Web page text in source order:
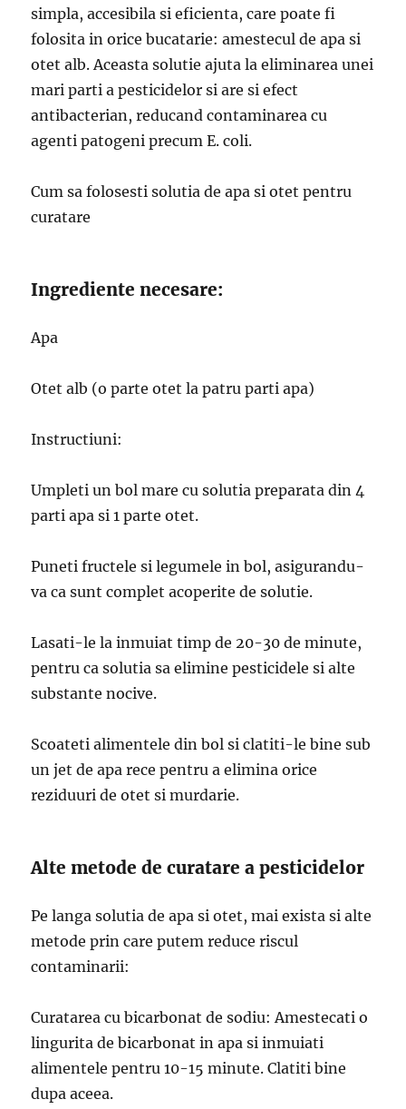
simpla, accesibila si eficienta, care poate fi
folosita in orice bucatarie: amestecul de apa si
otet alb. Aceasta solutie ajuta la eliminarea unei
mari parti a pesticidelor si are si efect
antibacterian, reducand contaminarea cu
agenti patogeni precum E. coli.
Cum sa folosesti solutia de apa si otet pentru
curatare
Ingrediente necesare:
Apa
Otet alb (o parte otet la patru parti apa)
Instructiuni:
Umpleti un bol mare cu solutia preparata din 4
parti apa si 1 parte otet.
Puneti fructele si legumele in bol, asigurandu-
va ca sunt complet acoperite de solutie.
Lasati-le la inmuiat timp de 20-30 de minute,
pentru ca solutia sa elimine pesticidele si alte
substante nocive.
Scoateti alimentele din bol si clatiti-le bine sub
un jet de apa rece pentru a elimina orice
reziduuri de otet si murdarie.
Alte metode de curatare a pesticidelor
Pe langa solutia de apa si otet, mai exista si alte
metode prin care putem reduce riscul
contaminarii:
Curatarea cu bicarbonat de sodiu: Amestecati o
lingurita de bicarbonat in apa si inmuiati
alimentele pentru 10-15 minute. Clatiti bine
dupa aceea.